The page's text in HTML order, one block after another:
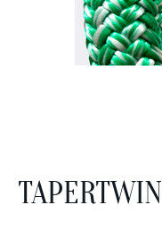
TAPERTWIN